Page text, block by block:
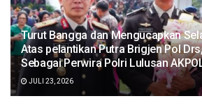
Turut Bangga dan Mengucapkan
Atas pelantikan Putra Brigjen Pol
Sebagai Perwira Polri Lulusan
JULI 23, 2026